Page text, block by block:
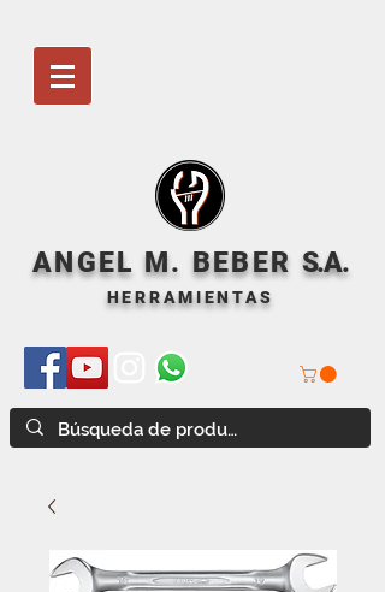
ANGEL M. BEBER S.A.
HERRAMIENTAS